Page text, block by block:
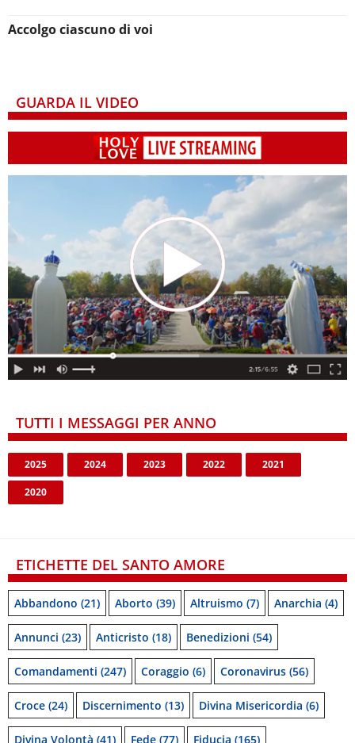
Accolgo ciascuno di voi
GUARDA IL VIDEO
TUTTI I MESSAGGI PER ANNO
2025 2024 2023 2022 2021
2020
ETICHETTE DEL SANTO AMORE
Abbandono (21) Aborto (39) Altruismo (7) Anarchia (4)
Annunci (23) Anticristo (18) Benedizioni (54)
Comandamenti (247) Coraggio (6) Coronavirus (56)
Croce (24) Discernimento (13) Divina Misericordia (6)
Divina Volontà (41) Fede (77) Fiducia (165)